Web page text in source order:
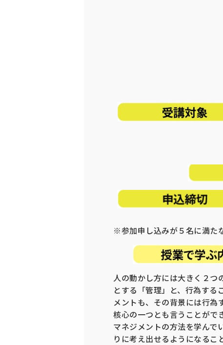
※参加申し込みが５名に満た
人の動かし方には大きく２つ
とする「管理」と、行為する
メントも、その背景には行為
核心の一つとも言うことがで
マネジメントの方法を学んで
りに考え出せるようになるこ